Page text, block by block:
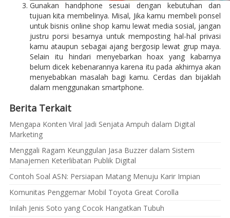
Gunakan handphone sesuai dengan kebutuhan dan
tujuan kita membelinya. Misal, Jika kamu membeli ponsel
untuk bisnis online shop kamu lewat media sosial, jangan
justru porsi besarnya untuk memposting hal-hal privasi
kamu ataupun sebagai ajang bergosip lewat grup maya.
Selain itu hindari menyebarkan hoax yang kabarnya
belum dicek kebenarannya karena itu pada akhirnya akan
menyebabkan masalah bagi kamu. Cerdas dan bijaklah
dalam menggunakan smartphone.
Berita Terkait
Mengapa Konten Viral Jadi Senjata Ampuh dalam Digital
Marketing
Menggali Ragam Keunggulan Jasa Buzzer dalam Sistem
Manajemen Keterlibatan Publik Digital
Contoh Soal ASN: Persiapan Matang Menuju Karir Impian
Komunitas Penggemar Mobil Toyota Great Corolla
Inilah Jenis Soto yang Cocok Hangatkan Tubuh